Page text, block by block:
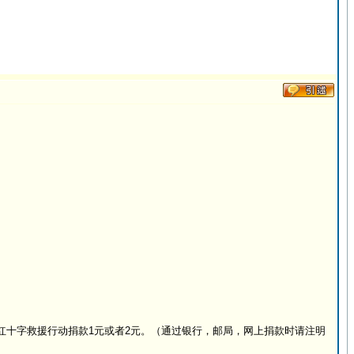
字救援行动捐款1元或者2元。（通过银行，邮局，网上捐款时请注明